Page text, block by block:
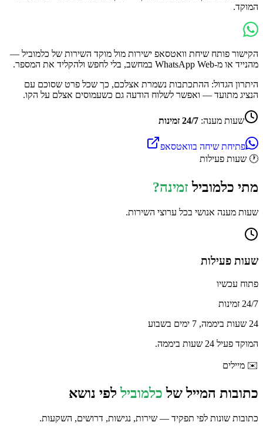
המוקד.
הקישור פותח שיחת וואטסאפ ישירות מול מוקד השירות של כלמוביל —
מהנייד או מ-WhatsApp Web במחשב, בלי לחפש ולהקליד את המספר.
היתרון הגדול: ההתכתבות נשמרת אצלכם, כך שכל פרט שסוכם עם
הנציג מתועד — ואפשר לשלוח הודעה גם כשעמוסים אצלם על הקו.
שעות מענה: 24/7 זמינות
פתיחת שיחה בוואטסאפ
🕐 שעות פעילות
מתי כלמוביל זמינה?
שעות מענה אנושי בכל ערוצי השירות.
שעות פעילות
פתוח עכשיו
24/7 זמינות
24 שעות ביממה, 7 ימים בשבוע
המוקד פעיל 24 שעות ביממה.
✉️ מיילים
כתובות המייל של כלמוביל לפי נושא
כתובות שונות לפי תפקיד — שירות, נגישות, דרושים, השקעות.